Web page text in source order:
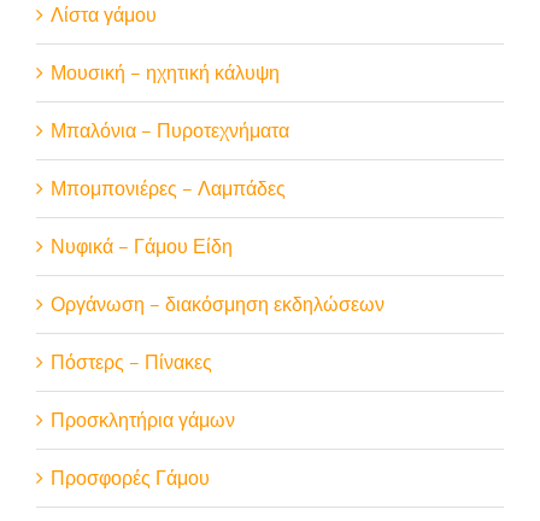
Λίστα γάμου
Μουσική – ηχητική κάλυψη
Μπαλόνια – Πυροτεχνήματα
Μπομπονιέρες – Λαμπάδες
Νυφικά – Γάμου Είδη
Οργάνωση – διακόσμηση εκδηλώσεων
Πόστερς – Πίνακες
Προσκλητήρια γάμων
Προσφορές Γάμου